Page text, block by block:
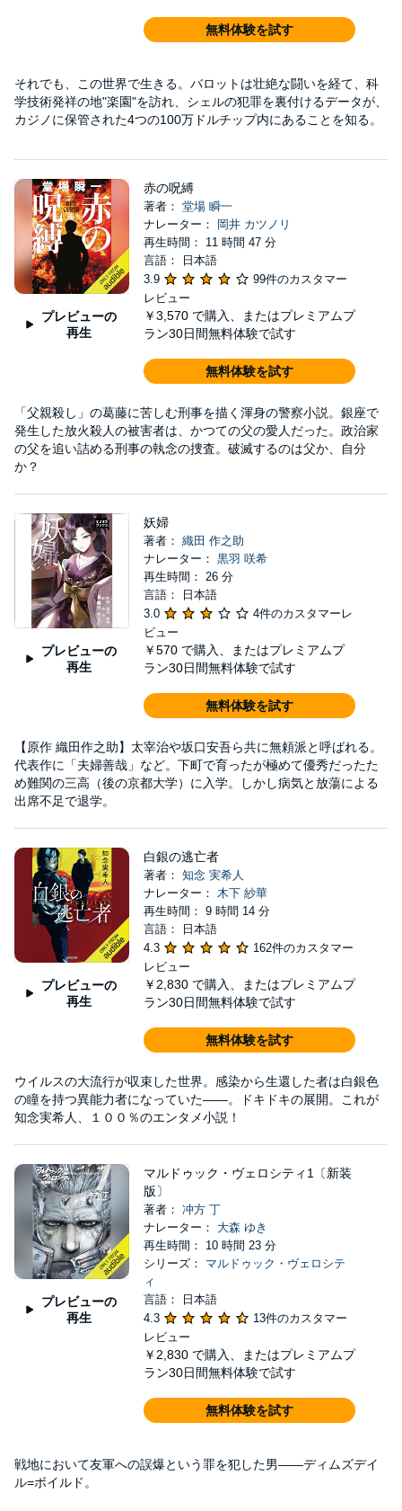
無料体験を試す
それでも、この世界で生きる。バロットは壮絶な闘いを経て、科
学技術発祥の地"楽園"を訪れ、シェルの犯罪を裏付けるデータが、
カジノに保管された4つの100万ドルチップ内にあることを知る。
プレビューの
再生
赤の呪縛
著者： 堂場 瞬一
ナレーター：
岡井 カツノリ
再生時間： 11 時間 47 分
言語： 日本語
3.9
99件のカスタマー
レビュー
￥3,570 で購入、またはプレミアムプ
ラン30日間無料体験で試す
無料体験を試す
「父親殺し」の葛藤に苦しむ刑事を描く渾身の警察小説。銀座で
発生した放火殺人の被害者は、かつての父の愛人だった。政治家
の父を追い詰める刑事の執念の捜査。破滅するのは父か、自分
か？
プレビューの
再生
妖婦
著者： 織田 作之助
ナレーター： 黒羽 咲希
再生時間： 26 分
言語： 日本語
3.0
4件のカスタマーレ
ビュー
￥570 で購入、またはプレミアムプ
ラン30日間無料体験で試す
無料体験を試す
【原作 織田作之助】太宰治や坂口安吾ら共に無頼派と呼ばれる。
代表作に「夫婦善哉」など。下町で育ったが極めて優秀だったた
め難関の三高（後の京都大学）に入学。しかし病気と放蕩による
出席不足で退学。
プレビューの
再生
白銀の逃亡者
著者： 知念 実希人
ナレーター： 木下 紗華
再生時間： 9 時間 14 分
言語： 日本語
4.3
162件のカスタマー
レビュー
￥2,830 で購入、またはプレミアムプ
ラン30日間無料体験で試す
無料体験を試す
ウイルスの大流行が収束した世界。感染から生還した者は白銀色
の瞳を持つ異能力者になっていた――。ドキドキの展開。これが
知念実希人、１００％のエンタメ小説！
プレビューの
再生
マルドゥック・ヴェロシティ1〔新装
版〕
著者： 冲方 丁
ナレーター： 大森 ゆき
再生時間： 10 時間 23 分
シリーズ： マルドゥック・ヴェロシテ
ィ
言語： 日本語
4.3
13件のカスタマー
レビュー
￥2,830 で購入、またはプレミアムプ
ラン30日間無料体験で試す
無料体験を試す
戦地において友軍への誤爆という罪を犯した男――ディムズデイ
ル=ボイルド。